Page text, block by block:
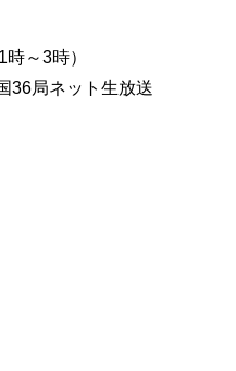
～3時）
36局ネット生放送